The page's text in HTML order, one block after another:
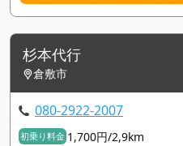
杉本代行
倉敷市
080-2922-2007
初乗り料金 1,700円/2,9km